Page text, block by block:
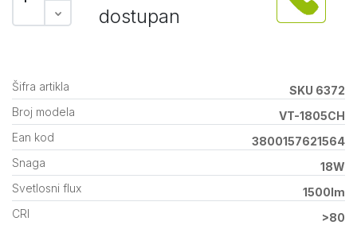
dostupan
Šifra artikla
SKU 6372
Broj modela
VT-1805CH
Ean kod
3800157621564
Snaga
18W
Svetlosni flux
1500lm
CRI
>80